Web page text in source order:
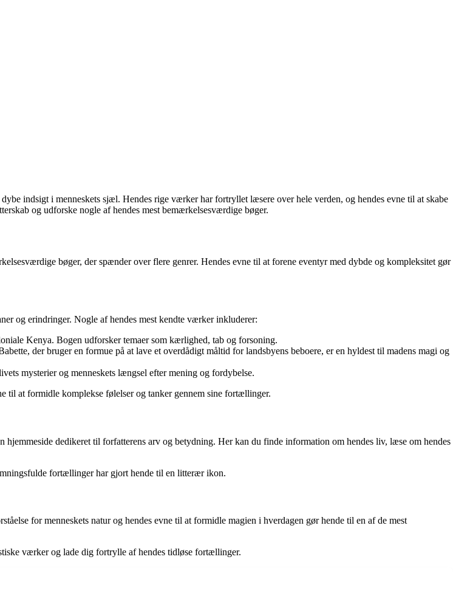
indsigt i menneskets sjæl. Hendes rige værker har fortryllet læsere over hele verden, og hendes evne til at skabe
og udforske nogle af hendes mest bemærkelsesværdige bøger.
bøger, der spænder over flere genrer. Hendes evne til at forene eventyr med dybde og kompleksitet gør
og erindringer. Nogle af hendes mest kendte værker inkluderer:
Kenya. Bogen udforsker temaer som kærlighed, tab og forsoning.
der bruger en formue på at lave et overdådigt måltid for landsbyens beboere, er en hyldest til madens magi og
mysterier og menneskets længsel efter mening og fordybelse.
til at formidle komplekse følelser og tanker gennem sine fortællinger.
hjemmeside dedikeret til forfatterens arv og betydning. Her kan du finde information om hendes liv, læse om hendes
fortællinger har gjort hende til en litterær ikon.
for menneskets natur og hendes evne til at formidle magien i hverdagen gør hende til en af de mest
værker og lade dig fortrylle af hendes tidløse fortællinger.